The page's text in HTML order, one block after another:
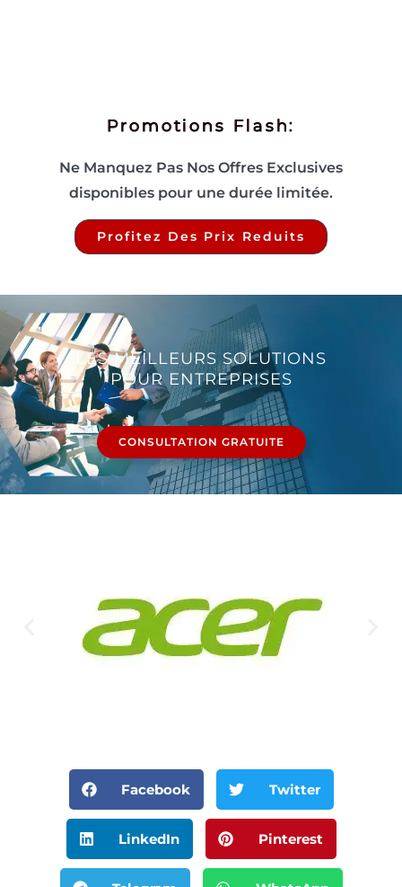
Promotions Flash:
Ne Manquez Pas Nos Offres Exclusives
disponibles pour une durée limitée.
Profitez Des Prix Reduits
LES MEILLEURS SOLUTIONS
POUR ENTREPRISES
CONSULTATION GRATUITE
Facebook Twitter
LinkedIn Pinterest